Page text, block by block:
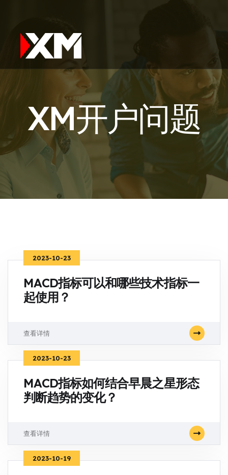
XM开户问题
2023-10-23
MACD指标可以和哪些技术指标一
起使用？
查看详情
2023-10-23
MACD指标如何结合早晨之星形态
判断趋势的变化？
查看详情
2023-10-19